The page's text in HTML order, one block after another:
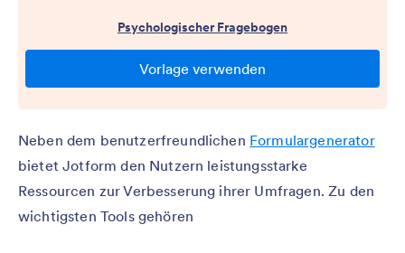
Neben dem benutzerfreundlichen Formulargenerator
bietet Jotform den Nutzern leistungsstarke
Ressourcen zur Verbesserung ihrer Umfragen. Zu den
wichtigsten Tools gehören